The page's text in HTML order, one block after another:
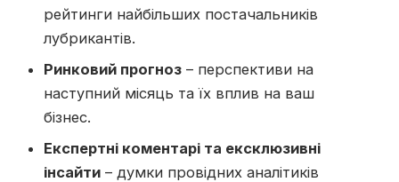
рейтинги найбільших постачальників
лубрикантів.
Ринковий прогноз– перспективи на
наступний місяць та їх вплив на ваш
бізнес.
Експертні коментарі та ексклюзивні
інсайти– думки провідних аналітиків